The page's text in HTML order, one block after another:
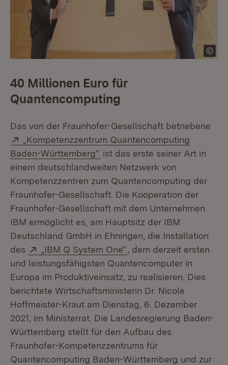
40 Millionen Euro für
Quantencomputing
Das von der Fraunhofer-Gesellschaft betriebene
Extern:
„Kompetenzzentrum Quantencomputing
Baden-Württemberg“ (Öffnet in neuem Fenster)
ist das erste seiner Art in
einem deutschlandweiten Netzwerk von
Kompetenzzentren zum Quantencomputing der
Fraunhofer-Gesellschaft. Die Kooperation der
Fraunhofer-Gesellschaft mit dem Unternehmen
IBM ermöglicht es, am Hauptsitz der IBM
Deutschland GmbH in Ehningen, die Installation
des
Extern:
„IBM Q System One“ (Öffnet in neuem
, dem derzeit ersten
und leistungsfähigsten Quantencomputer in
Europa im Produktiveinsatz, zu realisieren. Dies
berichtete Wirtschaftsministerin Dr. Nicole
Hoffmeister-Kraut am Dienstag, 6. Dezember
2021, im Ministerrat. Die Landesregierung Baden-
Württemberg stellt für den Aufbau des
Fraunhofer-Kompetenzzentrums für
Quantencomputing Baden-Württemberg und zur